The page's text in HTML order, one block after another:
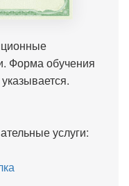
Форма обучения
услуги: